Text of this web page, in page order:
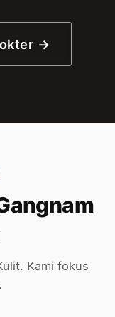
→
Kami fokus